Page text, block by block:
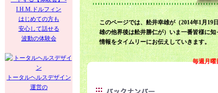
はじめての方も
安心して話せる
波動の体験会
トータルヘルスデザイン
運営の
このページでは、舩井幸雄が（2014年1月19
雄の他界後は舩井勝仁が）いま一番皆様に知
情報をタイムリーにお伝えしていきます。
毎週月曜